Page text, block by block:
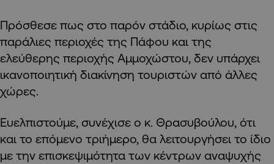
Πρόσθεσε πως στο παρόν στάδιο, κυρίως στις
παράλιες περιοχές της Πάφου και της
ελεύθερης περιοχής Αμμοχώστου, δεν υπάρχει
ικανοποιητική διακίνηση τουριστών από άλλες
χώρες.
Ευελπιστούμε, συνέχισε ο κ. Θρασυβούλου, ότι
και το επόμενο τριήμερο, θα λειτουργήσει το ίδιο
με την επισκεψιμότητα των κέντρων αναψυχής